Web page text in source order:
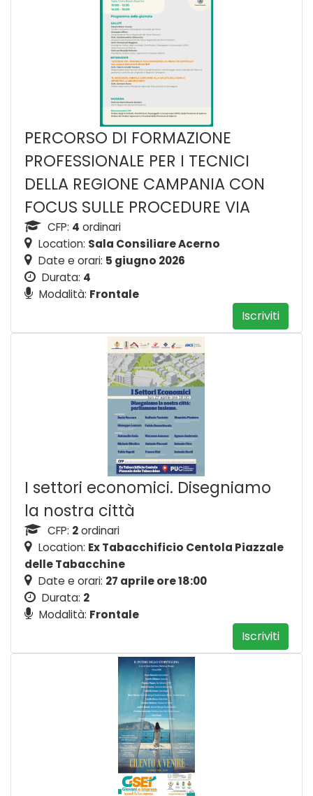
PERCORSO DI FORMAZIONE
PROFESSIONALE PER I TECNICI
DELLA REGIONE CAMPANIA CON
FOCUS SULLE PROCEDURE VIA
CFP: 4 ordinari
Location: Sala Consiliare Acerno
Date e orari: 5 giugno 2026
Durata: 4
Modalità: Frontale
Iscriviti
I settori economici. Disegniamo
la nostra città
CFP: 2ordinari
Location: Ex Tabacchificio Centola Piazzale
delle Tabacchine
Date e orari: 27 aprile ore 18:00
Durata: 2
Modalità: Frontale
Iscriviti